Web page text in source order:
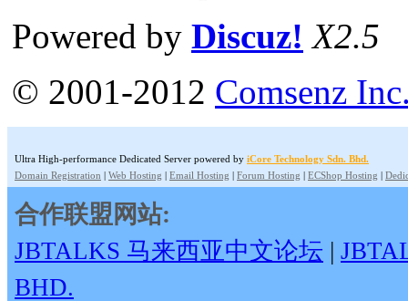
Powered by Discuz! X2.5
© 2001-2012 Comsenz
Ultra High-performance Dedicated Server powered by iCore Technology Sdn. Bhd.
Domain Registration | Web Hosting | Email Hosting | Forum Hosting | ECShop Hosting |
合作联盟网站:
JBTALKS 马来西亚中文论坛 |
BHD.